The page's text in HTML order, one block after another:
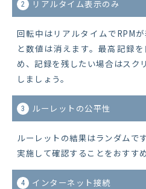
2 リアルタイム表示のみ
回転中はリアルタイムでRPM
と数値は消えます。最高記録
め、記録を残したい場合はスク
しましょう。
3 ルーレットの公平性
ルーレットの結果はランダムで
実施して確認することをおすすめ
4 インターネット接続